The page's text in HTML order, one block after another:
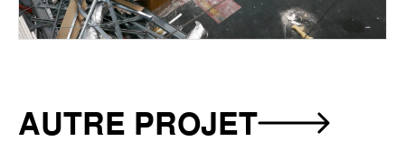
AUTRE PROJET
-